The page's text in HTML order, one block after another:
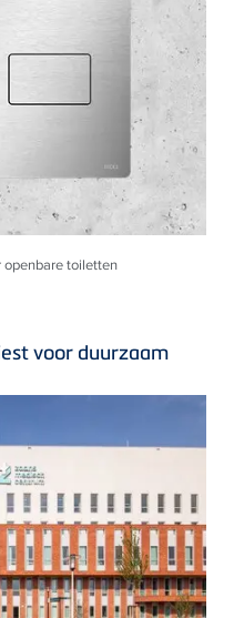
openbare toiletten
voor duurzaam